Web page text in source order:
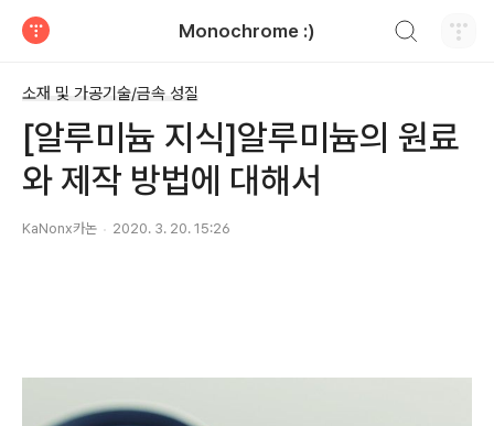
Monochrome :)
소재 및 가공기술/금속 성질
[알루미늄 지식]알루미늄의 원료
와 제작 방법에 대해서
KaNonx카논 2020. 3. 20. 15:26